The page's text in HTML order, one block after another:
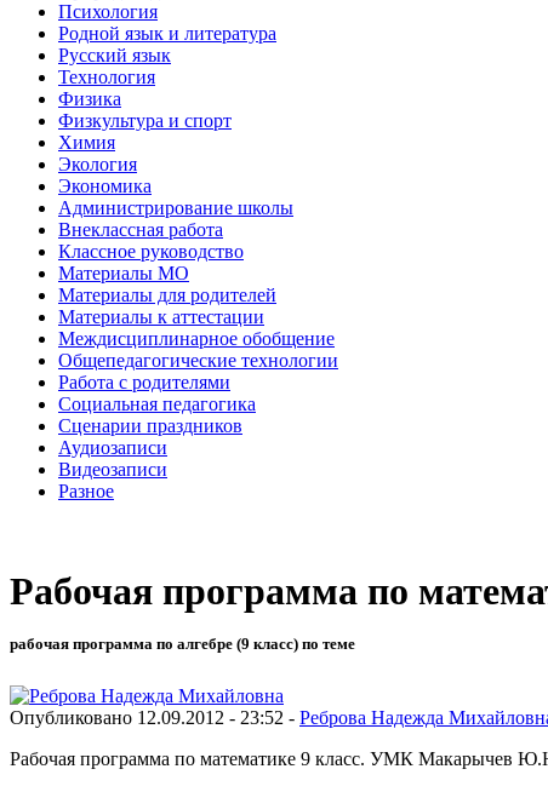
Психология
Родной язык и литература
Русский язык
Технология
Физика
Физкультура и спорт
Химия
Экология
Экономика
Администрирование школы
Внеклассная работа
Классное руководство
Материалы МО
Материалы для родителей
Материалы к аттестации
Междисциплинарное обобщение
Общепедагогические технологии
Работа с родителями
Социальная педагогика
Сценарии праздников
Аудиозаписи
Видеозаписи
Разное
Рабочая программа по
рабочая программа по алгебре (9 класс) по теме
Опубликовано 12.09.2012 - 23:52 - Реброва Надежда
Рабочая программа по математике 9 класс. УМК Макарычев